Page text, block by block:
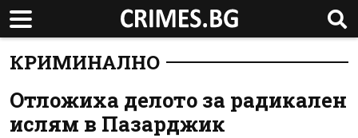
КРИМИНАЛНО
Отложиха делото за радикален
ислям в Пазарджик